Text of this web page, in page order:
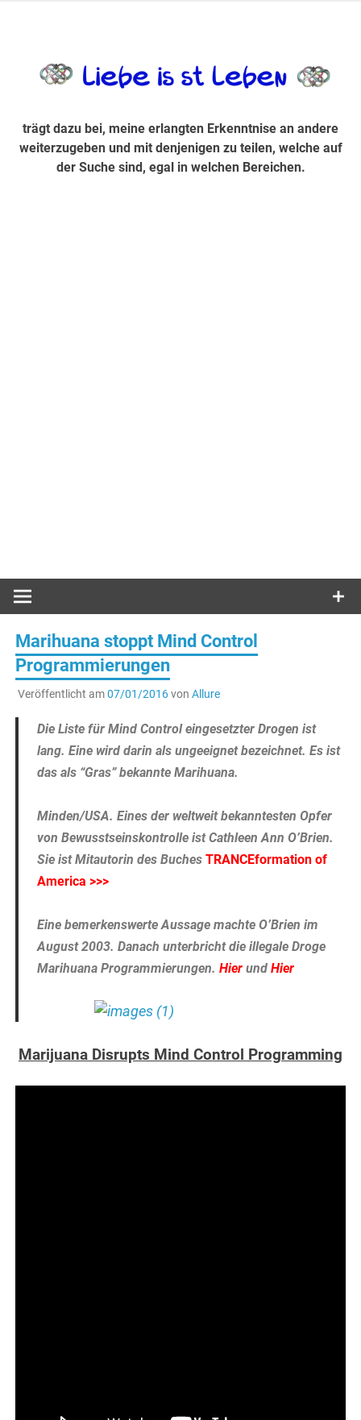
Suche sind, egal in welchen Bereichen.
trägt dazu bei, meine erlangten Erkenntnise an andere
weiterzugeben und mit denjenigen zu teilen, welche auf
der Suche sind, egal in welchen Bereichen.
Marihuana stoppt Mind Control
Programmierungen
Veröffentlicht am07/01/2016von Allure
Die Liste für Mind Control eingesetzter Drogen ist
lang. Eine wird darin als ungeeignet bezeichnet. Es ist
das als “Gras” bekannte Marihuana.
Minden/USA. Eines der weltweit bekanntesten Opfer
von Bewusstseinskontrolle ist Cathleen Ann O’Brien.
Sie ist Mitautorin des Buches TRANCEformation of
America >>>
Eine bemerkenswerte Aussage machte O’Brien im
August 2003. Danach unterbricht die illegale Droge
Marihuana Programmierungen. Hierund Hier
Marijuana Disrupts Mind Control Programming